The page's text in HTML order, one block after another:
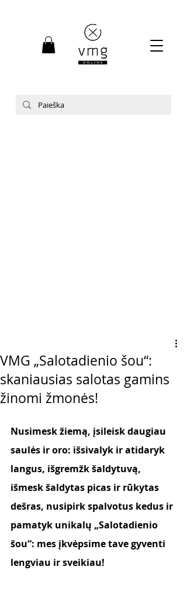
VMG „Salotadienio šou“:
skaniausias salotas gamins
žinomi žmonės!
Nusimesk žiemą, įsileisk daugiau
saulės ir oro: išsivalyk ir atidaryk
langus, išgremžk šaldytuvą,
išmesk šaldytas picas ir rūkytas
dešras, nusipirk spalvotus kedus ir
pamatyk unikalų „Salotadienio
šou“: mes įkvėpsime tave gyventi
lengviau ir sveikiau!